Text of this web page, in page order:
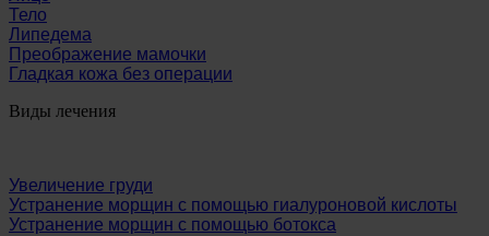
Тело
Липедема
Преображение мамочки
Гладкая кожа без операции
Виды лечения
Увеличение груди
Устранение морщин с помощью гиалуроновой кислоты
Устранение морщин с помощью ботокса